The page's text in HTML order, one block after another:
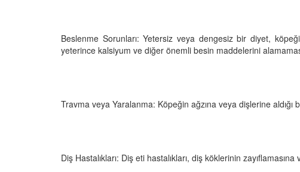
Beslenme Sorunları: Yetersiz veya dengesiz bir diyet,
yeterince kalsiyum ve diğer önemli besin maddelerini
Travma veya Yaralanma: Köpeğin ağzına veya dişlerine
Diş Hastalıkları: Diş eti hastalıkları, diş köklerinin
Köpek Sağlığı: “Köpeklerde
Kulak İltihabı: Belirtileri ve
Köpeklerde Kilo Problemleri: